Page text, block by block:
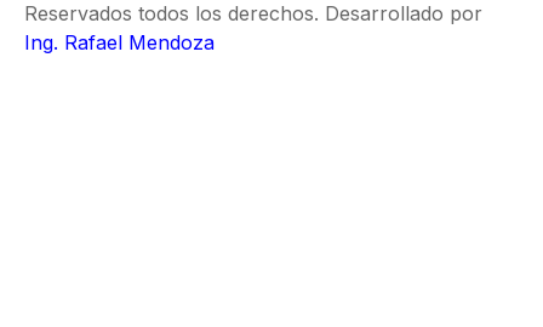
Reservados todos los derechos. Desarrollado por
Ing. Rafael Mendoza